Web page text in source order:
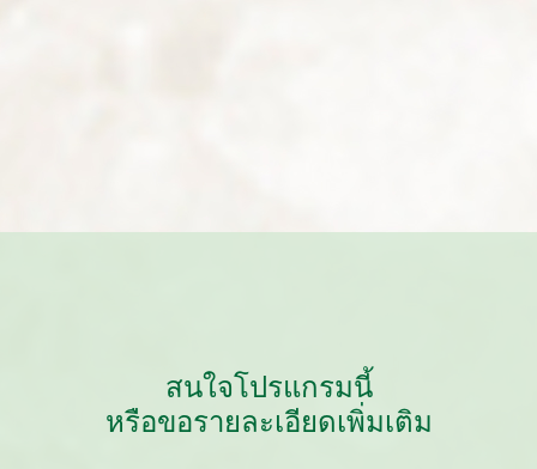
สนใจโปรแกรมนี้
หรือขอรายละเอียดเพิ่มเติม